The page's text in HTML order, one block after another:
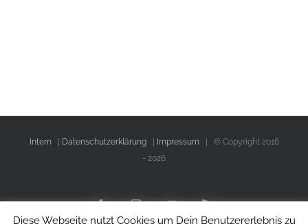
Intern Datenschutzerklärung| Impressum| © Copyright 2016
- 2026
Diese Webseite nutzt Cookies um Dein Benutzererlebnis zu